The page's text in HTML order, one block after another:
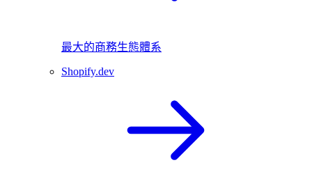
最大的商務生態體系
Shopify.dev